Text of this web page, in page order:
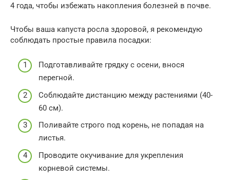
4 года, чтобы избежать накопления болезней в почве.
Чтобы ваша капуста росла здоровой, я рекомендую
соблюдать простые правила посадки:
Подготавливайте грядку с осени, внося
перегной.
Соблюдайте дистанцию между растениями (40-
60 см).
Поливайте строго под корень, не попадая на
листья.
Проводите окучивание для укрепления
корневой системы.